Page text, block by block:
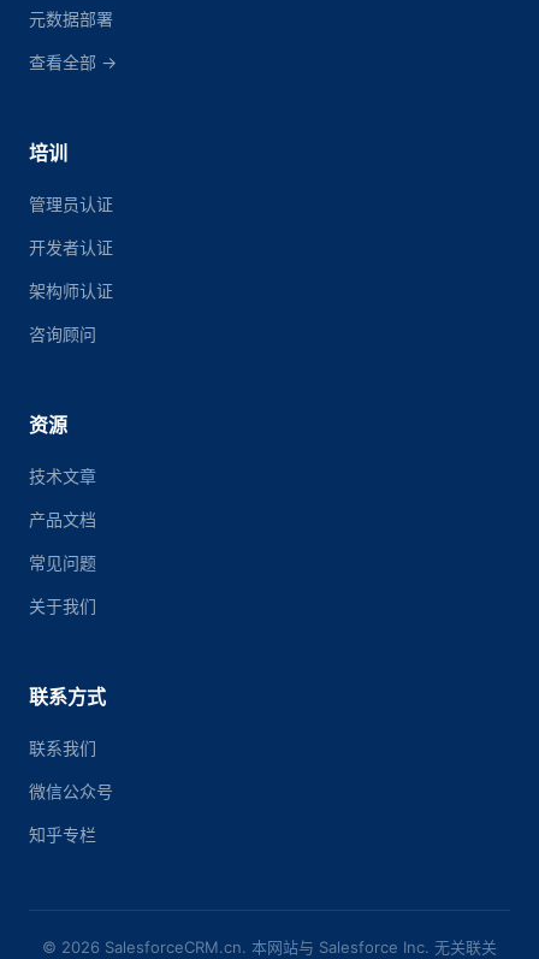
元数据部署
查看全部 →
培训
管理员认证
开发者认证
架构师认证
咨询顾问
资源
技术文章
产品文档
常见问题
关于我们
联系方式
联系我们
微信公众号
知乎专栏
© 2026 SalesforceCRM.cn. 本网站与 Salesforce Inc. 无关联关